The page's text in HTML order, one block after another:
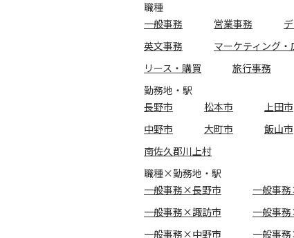
職種
一般事務
営業事務
英文事務
マーケティング・
リース・購買
旅行事務
勤務地・駅
長野市
松本市 上田市
中野市
大町市 飯山市
南佐久郡川上村
職種×勤務地・駅
一般事務×長野市
一般事
一般事務×諏訪市
一般事
一般事務×中野市
一般事